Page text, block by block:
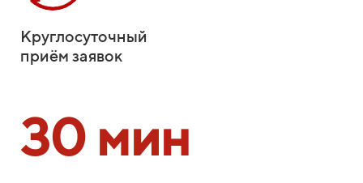
Круглосуточный
приём заявок
30 мин